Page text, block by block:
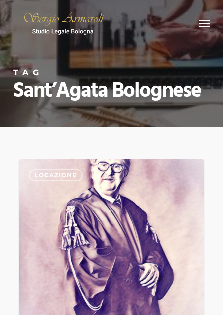
Skip
to
main
content
Menu
TAG
Sant’Agata Bolognese
PROPRIO
LOCAZIONE
0